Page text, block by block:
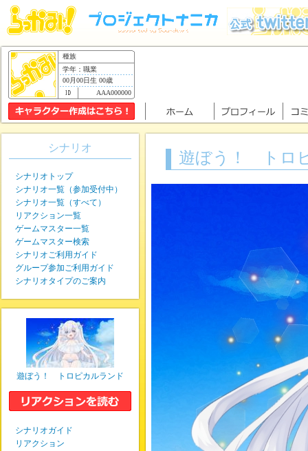
種族
学年：職業
00月00日生 00歳
AAA000000
遊ぼう！ トロ
シナリオ
シナリオトップ
シナリオ一覧（参加受付中）
シナリオ一覧（すべて）
リアクション一覧
ゲームマスター一覧
ゲームマスター検索
シナリオご利用ガイド
グループ参加ご利用ガイド
シナリオタイプのご案内
遊ぼう！ トロピカルランド
シナリオガイド
リアクション